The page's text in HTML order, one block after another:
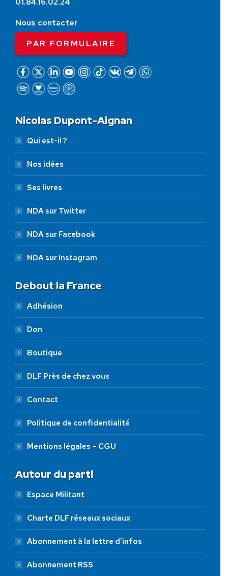
Nous contacter
PAR FORMULAIRE
Nicolas Dupont-Aignan
Qui est-il ?
Nos idées
Ses livres
NDA sur Twitter
NDA sur Facebook
NDA sur Instagram
Debout la France
Adhésion
Don
Boutique
DLF Près de chez vous
Contact
Politique de confidentialité
Mentions légales – CGU
Autour du parti
Espace Militant
Charte DLF réseaux sociaux
Abonnement à la lettre d’infos
Abonnement RSS